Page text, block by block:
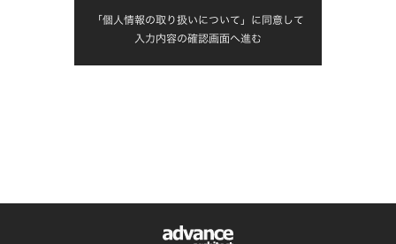
「個人情報の取り扱いについて」に同意して
入力内容の確認画面へ進む